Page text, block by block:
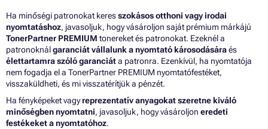
Ha minőségi patronokat keresszokásos otthoni vagy irodai
nyomtatáshoz, javasoljuk, hogy vásároljon saját prémium márkájú
TonerPartner PREMIUM tonereket és patronokat. Ezeknél a
patronoknálgaranciát vállalunk a nyomtató károsodásáraés
élettartamra szóló garanciáta patronra. Ezenkívül, ha nyomtatója
nem fogadja el a TonerPartner PREMIUM nyomtatófestéket,
visszaküldheti, és mi visszatérítjük a pénzét.
Ha fényképeket vagyreprezentatív anyagokat szeretne kiváló
minőségben nyomtatni, javasoljuk, hogy vásároljon eredeti
festékeket a nyomtatóhoz.